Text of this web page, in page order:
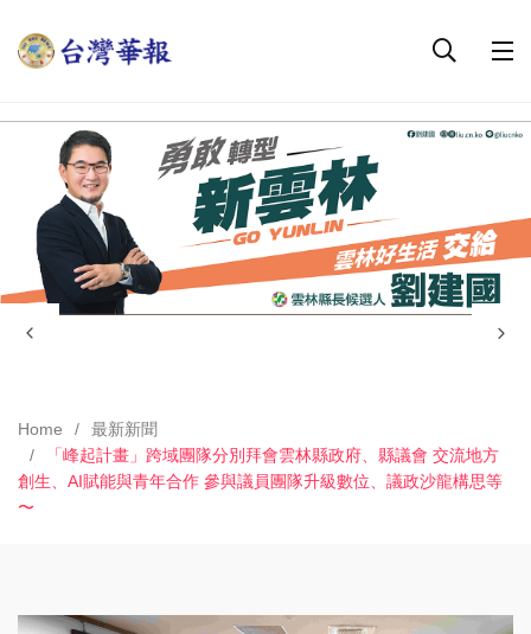
Home
最新新聞
「峰起計畫」跨域團隊分別拜會雲林縣政府、縣議會 交流地方
創生、AI賦能與青年合作 參與議員團隊升級數位、議政沙龍構思等
〜